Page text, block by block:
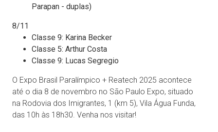
Parapan - duplas)
8/11
Classe 9: Karina Becker
Classe 5: Arthur Costa
Classe 9: Lucas Segregio
O Expo Brasil Paralímpico + Reatech 2025 acontece
até o dia 8 de novembro no São Paulo Expo, situado
na Rodovia dos Imigrantes, 1 (km 5), Vila Água Funda,
das 10h às 18h30. Venha nos visitar!